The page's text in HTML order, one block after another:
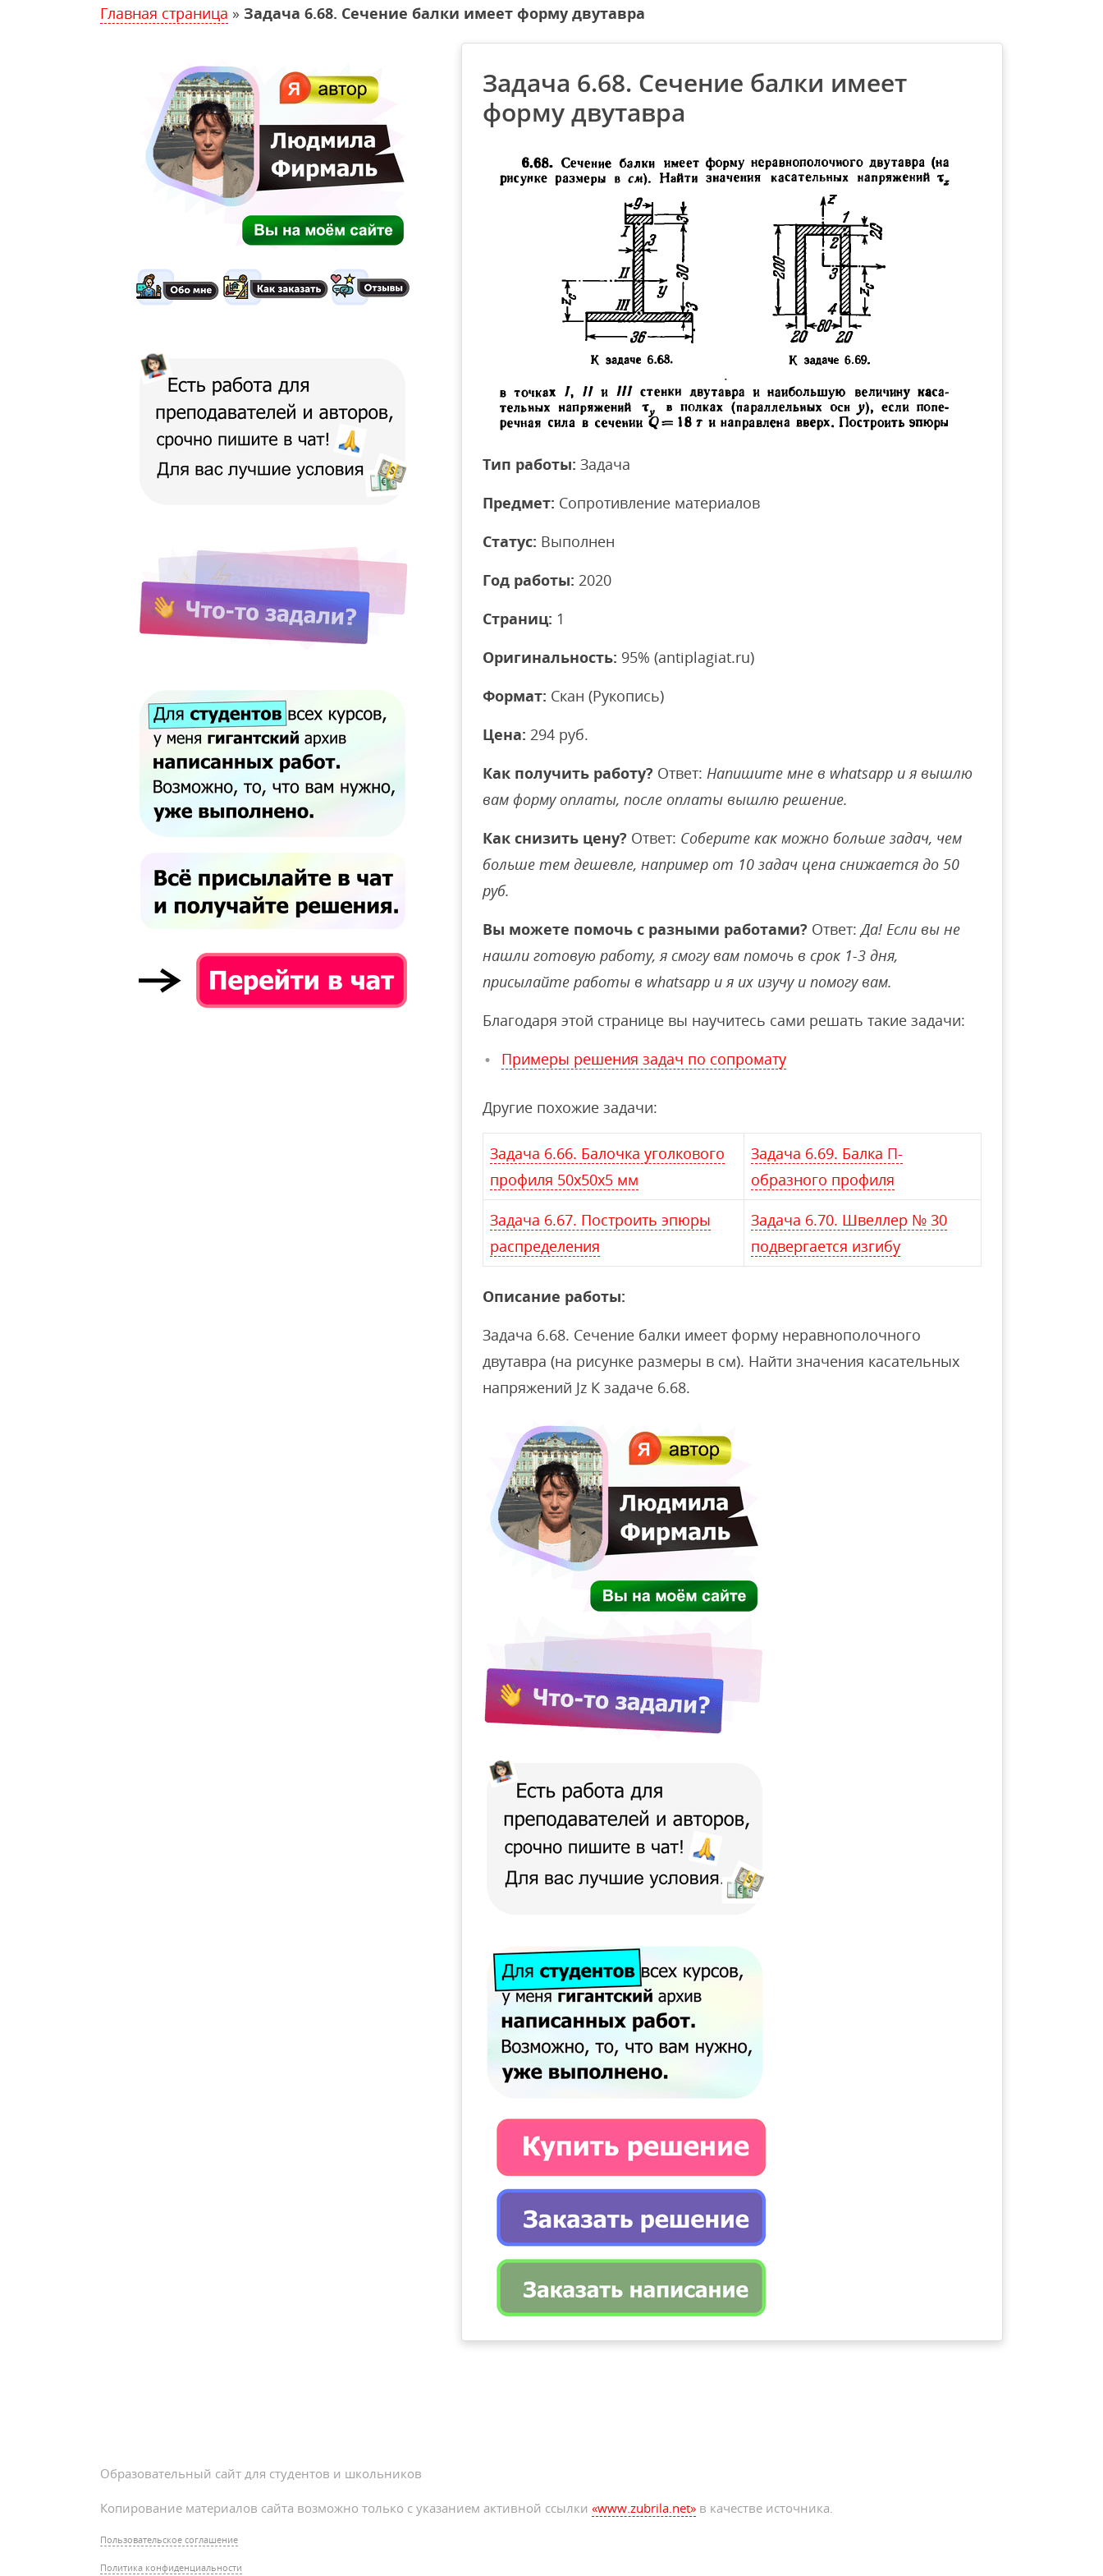
Главная страница » Задача 6.68. Сечение балки имеет форму двутавра
Задача 6.68. Сечение балки имеет
форму двутавра
Тип работы: Задача
Предмет: Сопротивление материалов
Статус: Выполнен
Год работы: 2020
Страниц: 1
Оригинальность: 95% (antiplagiat.ru)
Формат: Скан (Рукопись)
Цена: 294 руб.
Как получить работу? Ответ: Напишите мне в whatsapp и я вышлю
вам форму оплаты, после оплаты вышлю решение.
Как снизить цену? Ответ: Соберите как можно больше задач, чем
больше тем дешевле, например от 10 задач цена снижается до 50
руб.
Вы можете помочь с разными работами? Ответ:Да! Если вы не
нашли готовую работу, я смогу вам помочь в срок 1-3 дня,
присылайте работы в whatsapp и я их изучу и помогу вам.
Благодаря этой странице вы научитесь сами решать такие задачи:
Примеры решения задач по сопромату
Другие похожие задачи:
Задача 6.66. Балочка уголкового
профиля 50x50x5 мм
Задача 6.69. Балка П-
образного профиля
Задача 6.67. Построить эпюры
распределения
Задача 6.70. Швеллер № 30
подвергается изгибу
Описание работы:
Задача 6.68. Сечение балки имеет форму неравнополочного
двутавра (на рисунке размеры в см). Найти значения касательных
напряжений Jz К задаче 6.68.
Образовательный сайт для студентов и школьников
Копирование материалов сайта возможно только с указанием активной ссылки «www.zubrila.net» в качестве источника.
Пользовательское соглашение
Политика конфиденциальности